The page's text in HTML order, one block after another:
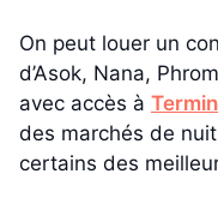
On peut louer un
d’Asok, Nana,
avec accès à
des marchés de
certains des